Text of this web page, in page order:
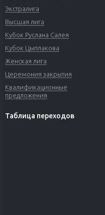
Экстралига
Высшая лига
Кубок Руслана Салея
Кубок Цыплакова
Женская лига
Церемония закрытия
Квалификационные
предложения
Таблица переходов